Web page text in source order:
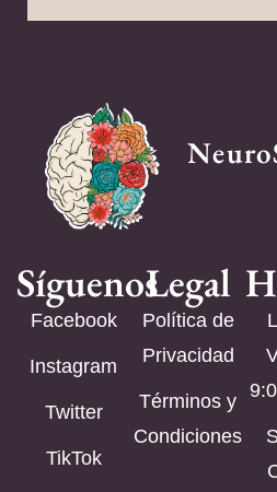
Síguenos
Facebook
Instagram
Twitter
TikTok
Legal
Política de
Privacidad
Términos y
Condiciones